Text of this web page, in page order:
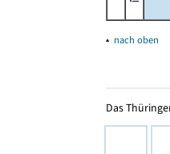
▴ nach oben
Das